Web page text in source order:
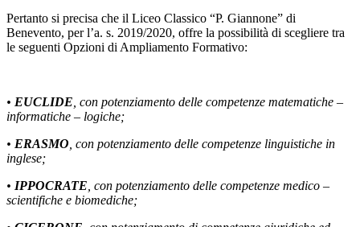
Pertanto si precisa che il Liceo Classico “P. Giannone” di
Benevento, per l’a. s. 2019/2020, offre la possibilità di scegliere tra
le seguenti Opzioni di Ampliamento Formativo:
• EUCLIDE , con potenziamento delle competenze matematiche –
informatiche – logiche;
• ERASMO , con potenziamento delle competenze linguistiche in
inglese;
• IPPOCRATE , con potenziamento delle competenze medico –
scientifiche e biomediche;